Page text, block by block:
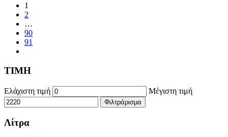
1
2
…
90
91
ΤΙΜΗ
Ελάχιστη τιμή Μέγιστη τιμή
Φιλτράρισμα
Λίτρα